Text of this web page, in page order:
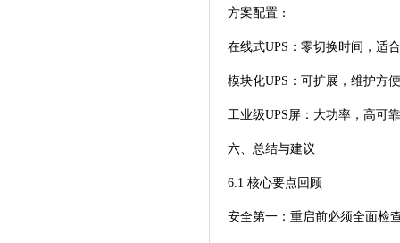
方案配置：
在线式UPS：零切换时间，适
模块化UPS：可扩展，维护方便
工业级UPS屏：大功率，高可
六、总结与建议
6.1 核心要点回顾
安全第一：重启前必须全面检